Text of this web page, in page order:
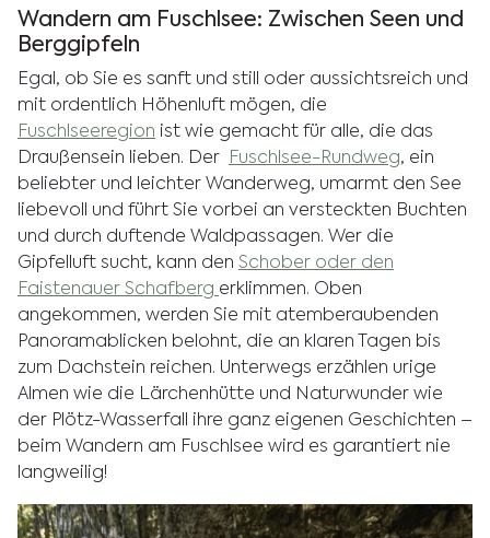
Wandern am Fuschlsee: Zwischen Seen und
Berggipfeln
Egal, ob Sie es sanft und still oder aussichtsreich und
mit ordentlich Höhenluft mögen, die
Fuschlseeregion ist wie gemacht für alle, die das
Draußensein lieben. Der
Fuschlsee-Rundweg, ein
beliebter und leichter Wanderweg, umarmt den See
liebevoll und führt Sie vorbei an versteckten Buchten
und durch duftende Waldpassagen. Wer die
Gipfelluft sucht, kann den Schober oder den
Faistenauer Schafberg erklimmen. Oben
angekommen, werden Sie mit atemberaubenden
Panoramablicken belohnt, die an klaren Tagen bis
zum Dachstein reichen. Unterwegs erzählen urige
Almen wie die Lärchenhütte und Naturwunder wie
der Plötz-Wasserfall ihre ganz eigenen Geschichten –
beim Wandern am Fuschlsee wird es garantiert nie
langweilig!